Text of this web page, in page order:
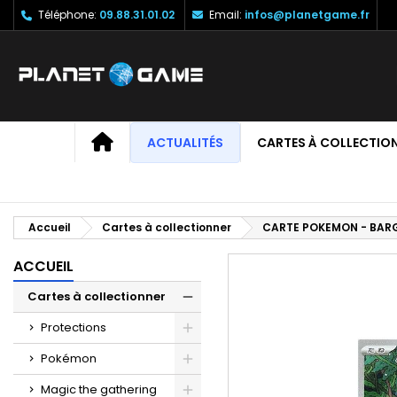
Téléphone: 09.88.31.01.02 Email: infos@planetgame.fr
ACCUEILACTUALITÉS CARTES À
Accueil Cartes à collectionner CARTE POKEMON -
ACCUEIL
Cartes à collectionner
Protections
Pokémon
Magic the gathering